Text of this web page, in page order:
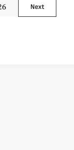
Next